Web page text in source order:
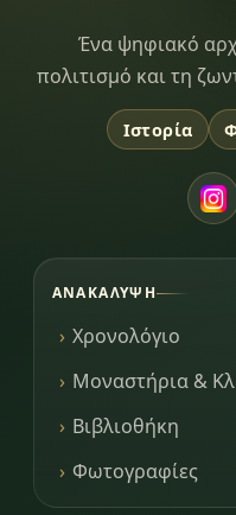
Dimitsana.gr
Ένα ψηφιακό
πολιτισμό και τη
Ιστορία
ΑΝΑΚΆΛΥΨΗ
Χρονολόγιο
Μοναστήρια &
Βιβλιοθήκη
Φωτογραφίες